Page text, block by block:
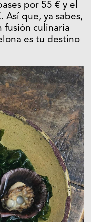
por 55 € y el
Así que, ya sabes,
fusión culinaria
es tu destino